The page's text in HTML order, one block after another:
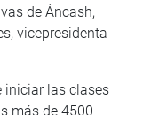
de Áncash,
vicepresidenta
iniciar las clases
más de 4500